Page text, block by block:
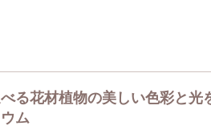
る花材植物の美しい色彩と光
ウム